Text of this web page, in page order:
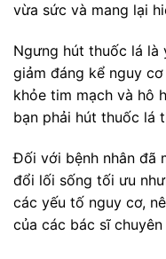
vừa sức và mang lại
Ngưng hút thuốc lá là
giảm đáng kể nguy
khỏe tim mạch và hô
bạn phải hút thuốc lá
Đối với bệnh nhân đã
đổi lối sống tối ưu
các yếu tố nguy cơ,
của các bác sĩ